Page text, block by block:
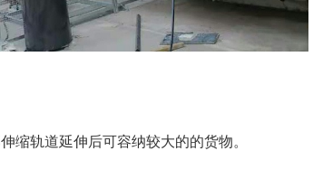
缩轨道延伸后可容纳较大的的货物。